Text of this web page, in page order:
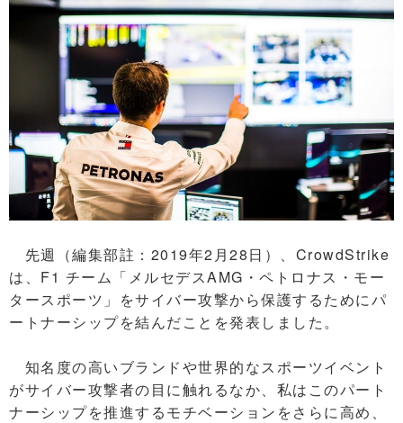
先週（編集部註：2019年2月28日）、CrowdStrike
は、F1 チーム「メルセデスAMG・ペトロナス・モー
タースポーツ」をサイバー攻撃から保護するためにパ
ートナーシップを結んだことを発表しました。
知名度の高いブランドや世界的なスポーツイベント
がサイバー攻撃者の目に触れるなか、私はこのパート
ナーシップを推進するモチベーションをさらに高め、